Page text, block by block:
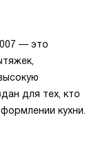
— это
для тех, кто
кухни.